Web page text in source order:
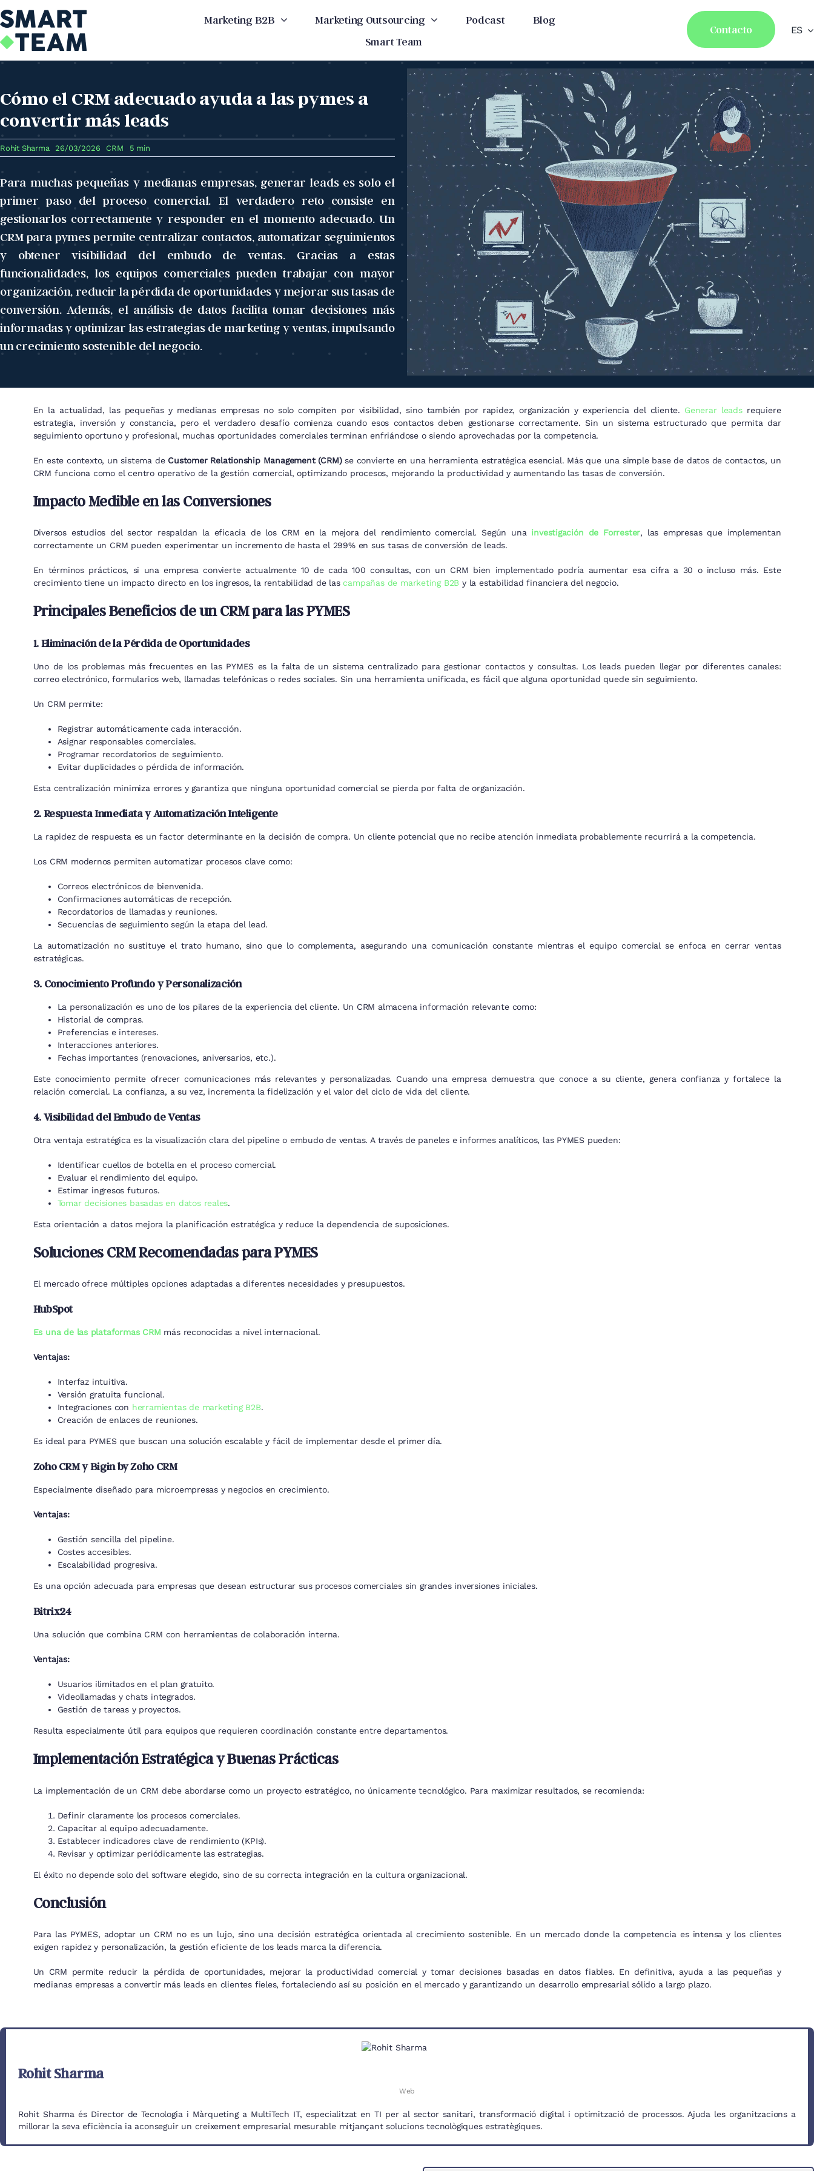
to
content
Marketing B2B Marketing Outsourcing Podcast
Blog
Smart Team
Contacto ES
Cómo el CRM adecuado ayuda a las pymes a
convertir más leads
Rohit Sharma 26/03/2026 CRM 5 min
Para muchas pequeñas y medianas empresas, generar leads es solo el
primer paso del proceso comercial. El verdadero reto consiste en
gestionarlos correctamente y responder en el momento adecuado. Un
CRM para pymes permite centralizar contactos, automatizar seguimientos
y obtener visibilidad del embudo de ventas. Gracias a estas
funcionalidades, los equipos comerciales pueden trabajar con mayor
organización, reducir la pérdida de oportunidades y mejorar sus tasas de
conversión. Además, el análisis de datos facilita tomar decisiones más
informadas y optimizar las estrategias de marketing y ventas, impulsando
un crecimiento sostenible del negocio.
En la actualidad, las pequeñas y medianas empresas no solo compiten por visibilidad, sino también por rapidez, organización y experiencia del cliente. Generar leadsrequiere
estrategia, inversión y constancia, pero el verdadero desafío comienza cuando esos contactos deben gestionarse correctamente. Sin un sistema estructurado que permita dar
seguimiento oportuno y profesional, muchas oportunidades comerciales terminan enfriándose o siendo aprovechadas por la competencia.
En este contexto, un sistema de Customer Relationship Management (CRM)se convierte en una herramienta estratégica esencial. Más que una simple base de datos de contactos, un
CRM funciona como el centro operativo de la gestión comercial, optimizando procesos, mejorando la productividad y aumentando las tasas de conversión.
Impacto Medible en las Conversiones
Diversos estudios del sector respaldan la eficacia de los CRM en la mejora del rendimiento comercial. Según una investigación de Forrester, las empresas que implementan
correctamente un CRM pueden experimentar un incremento de hasta el 299% en sus tasas de conversión de leads.
En términos prácticos, si una empresa convierte actualmente 10 de cada 100 consultas, con un CRM bien implementado podría aumentar esa cifra a 30 o incluso más. Este
crecimiento tiene un impacto directo en los ingresos, la rentabilidad de las campañas de marketing B2B y la estabilidad financiera del negocio.
Principales Beneficios de un CRM para las PYMES
1. Eliminación de la Pérdida de Oportunidades
Uno de los problemas más frecuentes en las PYMES es la falta de un sistema centralizado para gestionar contactos y consultas. Los leads pueden llegar por diferentes canales:
correo electrónico, formularios web, llamadas telefónicas o redes sociales. Sin una herramienta unificada, es fácil que alguna oportunidad quede sin seguimiento.
Un CRM permite:
Registrar automáticamente cada interacción.
Asignar responsables comerciales.
Programar recordatorios de seguimiento.
Evitar duplicidades o pérdida de información.
Esta centralización minimiza errores y garantiza que ninguna oportunidad comercial se pierda por falta de organización.
2. Respuesta Inmediata y Automatización Inteligente
La rapidez de respuesta es un factor determinante en la decisión de compra. Un cliente potencial que no recibe atención inmediata probablemente recurrirá a la competencia.
Los CRM modernos permiten automatizar procesos clave como:
Correos electrónicos de bienvenida.
Confirmaciones automáticas de recepción.
Recordatorios de llamadas y reuniones.
Secuencias de seguimiento según la etapa del lead.
La automatización no sustituye el trato humano, sino que lo complementa, asegurando una comunicación constante mientras el equipo comercial se enfoca en cerrar ventas
estratégicas.
3. Conocimiento Profundo y Personalización
La personalización es uno de los pilares de la experiencia del cliente. Un CRM almacena información relevante como:
Historial de compras.
Preferencias e intereses.
Interacciones anteriores.
Fechas importantes (renovaciones, aniversarios, etc.).
Este conocimiento permite ofrecer comunicaciones más relevantes y personalizadas. Cuando una empresa demuestra que conoce a su cliente, genera confianza y fortalece la
relación comercial. La confianza, a su vez, incrementa la fidelización y el valor del ciclo de vida del cliente.
4. Visibilidad del Embudo de Ventas
Otra ventaja estratégica es la visualización clara del pipeline o embudo de ventas. A través de paneles e informes analíticos, las PYMES pueden:
Identificar cuellos de botella en el proceso comercial.
Evaluar el rendimiento del equipo.
Estimar ingresos futuros.
Tomar decisiones basadas en datos reales.
Esta orientación a datos mejora la planificación estratégica y reduce la dependencia de suposiciones.
Soluciones CRM Recomendadas para PYMES
El mercado ofrece múltiples opciones adaptadas a diferentes necesidades y presupuestos.
HubSpot
Es una de las plataformas CRM más reconocidas a nivel internacional.
Ventajas:
Interfaz intuitiva.
Versión gratuita funcional.
Integraciones con herramientas de marketing B2B.
Creación de enlaces de reuniones.
Es ideal para PYMES que buscan una solución escalable y fácil de implementar desde el primer día.
Zoho CRM y Bigin by Zoho CRM
Especialmente diseñado para microempresas y negocios en crecimiento.
Ventajas:
Gestión sencilla del pipeline.
Costes accesibles.
Escalabilidad progresiva.
Es una opción adecuada para empresas que desean estructurar sus procesos comerciales sin grandes inversiones iniciales.
Bitrix24
Una solución que combina CRM con herramientas de colaboración interna.
Ventajas:
Usuarios ilimitados en el plan gratuito.
Videollamadas y chats integrados.
Gestión de tareas y proyectos.
Resulta especialmente útil para equipos que requieren coordinación constante entre departamentos.
Implementación Estratégica y Buenas Prácticas
La implementación de un CRM debe abordarse como un proyecto estratégico, no únicamente tecnológico. Para maximizar resultados, se recomienda:
Definir claramente los procesos comerciales.
Capacitar al equipo adecuadamente.
Establecer indicadores clave de rendimiento (KPIs).
Revisar y optimizar periódicamente las estrategias.
El éxito no depende solo del software elegido, sino de su correcta integración en la cultura organizacional.
Conclusión
Para las PYMES, adoptar un CRM no es un lujo, sino una decisión estratégica orientada al crecimiento sostenible. En un mercado donde la competencia es intensa y los clientes
exigen rapidez y personalización, la gestión eficiente de los leads marca la diferencia.
Un CRM permite reducir la pérdida de oportunidades, mejorar la productividad comercial y tomar decisiones basadas en datos fiables. En definitiva, ayuda a las pequeñas y
medianas empresas a convertir más leads en clientes fieles, fortaleciendo así su posición en el mercado y garantizando un desarrollo empresarial sólido a largo plazo.
Rohit Sharma
Web
Rohit Sharma és Director de Tecnologia i Màrqueting a MultiTech IT, especialitzat en TI per al sector sanitari, transformació digital i optimització de processos. Ajuda les organitzacions a
millorar la seva eficiència ia aconseguir un creixement empresarial mesurable mitjançant solucions tecnològiques estratègiques.